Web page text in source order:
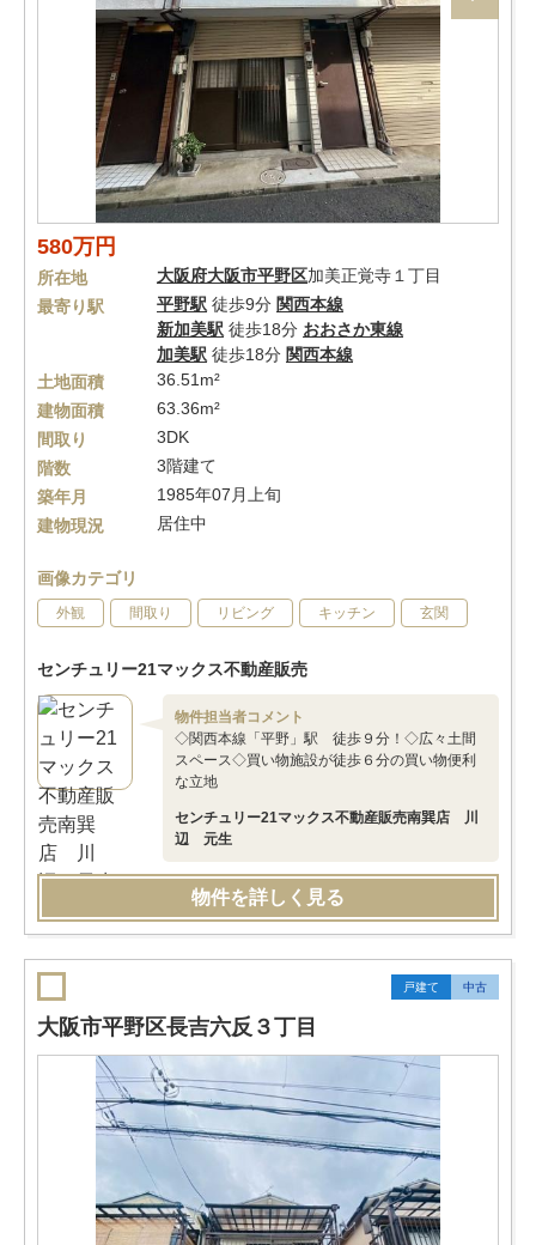
580万円
所在地 大阪府大阪市平野区加美正覚寺１丁目
最寄り駅
平野駅 徒歩9分 関西本線
新加美駅 徒歩18分 おおさか東線
加美駅 徒歩18分 関西本線
土地面積
36.51m²
建物面積
63.36m²
間取り
3DK
階数
3階建て
築年月
1985年07月上旬
建物現況
居住中
画像カテゴリ
外観 間取り リビング キッチン 玄関
センチュリー21マックス不動産販売
物件担当者コメント
◇関西本線「平野」駅 徒歩９分！◇広々土間
スペース◇買い物施設が徒歩６分の買い物便利
な立地
センチュリー21マックス不動産販売南巽店 川
辺 元生
物件を詳しく見る
戸建て 中古
大阪市平野区長吉六反３丁目